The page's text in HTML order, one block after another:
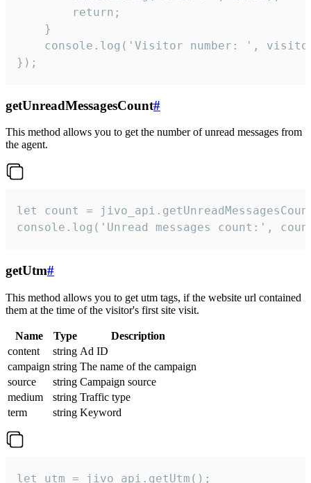
        return;
    }
console.log('Visitor number: ',
});
getUnreadMessagesCount#
This method allows you to get the number of unread messages from
the agent.
let count =
console.log('Unread messages count:',
getUtm#
This method allows you to get utm tags, if the website url contained
them at the time of the visitor's first site visit.
Name Type
Description
content
string Ad ID
campaign string The name of the campaign
source
string Campaign source
medium
string Traffic type
term
string Keyword
let utm = jivo_api.getUtm();